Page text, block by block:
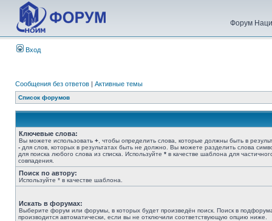
Форум
Вход
Сообщения без ответов | Активные темы
Список форумов
Ключевые слова:
Вы можете использовать + , чтобы определить слова, которые должны быть в
- для слов, которых в результатах быть не должно. Вы можете разделить слова
для поиска любого слова из списка. Используйте * в качестве шаблона для
совпадения.
Поиск по автору:
Используйте * в качестве шаблона.
Искать в форумах:
Выберите форум или форумы, в которых будет произведён поиск. Поиск в
производится автоматически, если вы не отключили соответствующую опцию ниже.